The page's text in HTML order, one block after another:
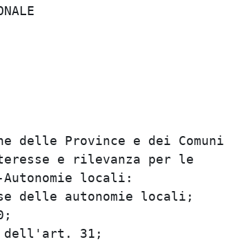
Autonomie
Art.
delle Province e dei
interesse e
Regione-
delle
sensi
ai sensi